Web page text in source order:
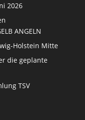
2026
ANGELN
Holstein Mitte
die geplante
TSV